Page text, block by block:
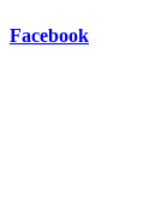
Facebook